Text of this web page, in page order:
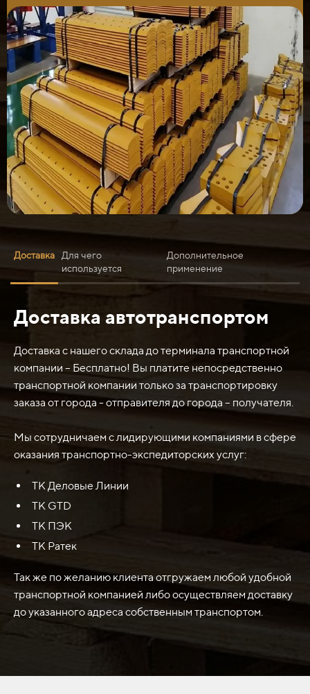
Доставка
Для чего
используется
Дополнительное
применение
Доставка автотранспортом
Доставка с нашего склада до терминала транспортной
компании – Бесплатно! Вы платите непосредственно
транспортной компании только за транспортировку
заказа от города - отправителя до города – получателя.
Мы сотрудничаем с лидирующими компаниями в сфере
оказания транспортно-экспедиторских услуг:
ТК Деловые Линии
ТК GTD
ТК ПЭК
ТК Ратек
Так же по желанию клиента отгружаем любой удобной
транспортной компанией либо осуществляем доставку
до указанного адреса собственным транспортом.
Нож средний ДЗ-98Б.23.01.011 используется для
различных операций резки, штамповки и формовки
материалов. Он может быть использован в
металлургической промышленности, машиностроении,
строительстве и других отраслях промышленности.
Конкретный размер и материал ножа указывают на его
прочность и эффективность в определенных условиях.
HARDOX 450-500 - это абразивностойкая сталь,
которая обладает высокой практической
процессов.